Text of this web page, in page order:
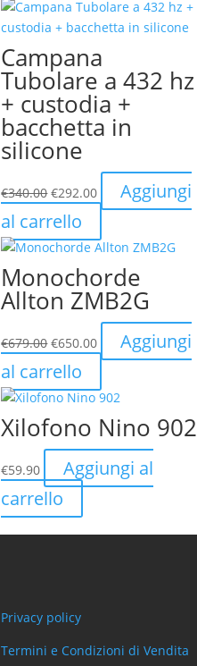
Campana
Tubolare a 432 hz
+ custodia +
bacchetta in
silicone
€340.00 Il
prezzo
originale
era:
€340.00.
€292.00
prezzo
è:
€292.00.
Aggiungi
al carrello
Monochorde
Allton ZMB2G
€679.00 Il
prezzo
originale
era:
€679.00.
€650.00
prezzo
è:
€650.00.
Aggiungi
al carrello
Xilofono Nino 902
€59.90
Aggiungi al
carrello
Privacy policy
Termini e Condizioni di Vendita